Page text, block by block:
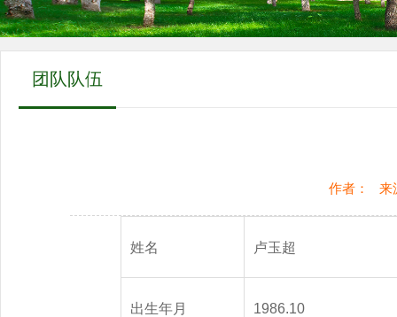
团队队伍
作者： 来
姓名 卢玉超
出生年月 1986.10